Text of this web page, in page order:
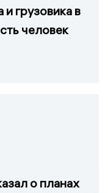
грузовика в
человек
о планах